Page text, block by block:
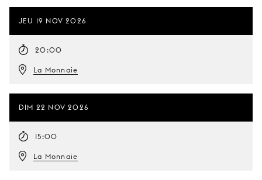
JEU 19 NOV 2026
20:00
La Monnaie
DIM 22 NOV 2026
15:00
La Monnaie